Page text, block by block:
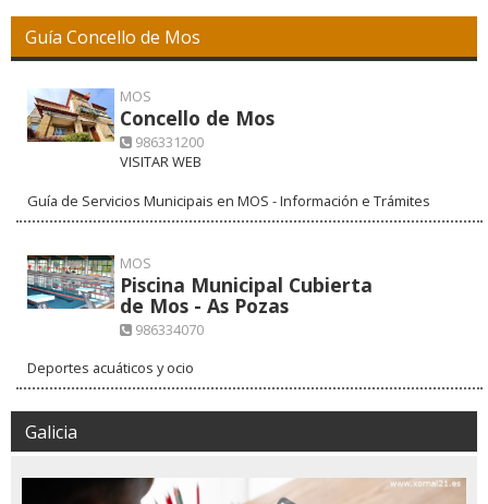
Guía Concello de Mos
MOS
Concello de Mos
986331200
VISITAR WEB
Guía de Servicios Municipais en MOS - Información e Trámites
MOS
Piscina Municipal Cubierta
de Mos - As Pozas
986334070
Deportes acuáticos y ocio
Galicia